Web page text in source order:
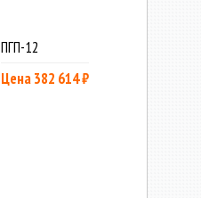
ПГП-12
Цена 382 614 ₽